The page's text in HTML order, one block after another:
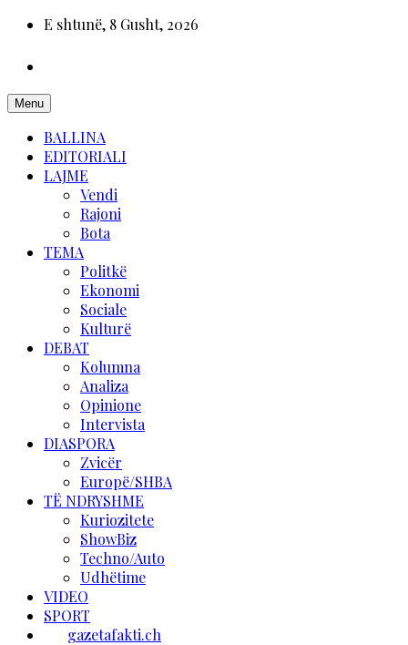
E shtunë, 8 Gusht, 2026
Menu
BALLINA
EDITORIALI
LAJME
Vendi
Rajoni
Bota
TEMA
Politkë
Ekonomi
Sociale
Kulturë
DEBAT
Kolumna
Analiza
Opinione
Intervista
DIASPORA
Zvicër
Europë/SHBA
TË NDRYSHME
Kuriozitete
ShowBiz
Techno/Auto
Udhëtime
VIDEO
SPORT
gazetafakti.ch